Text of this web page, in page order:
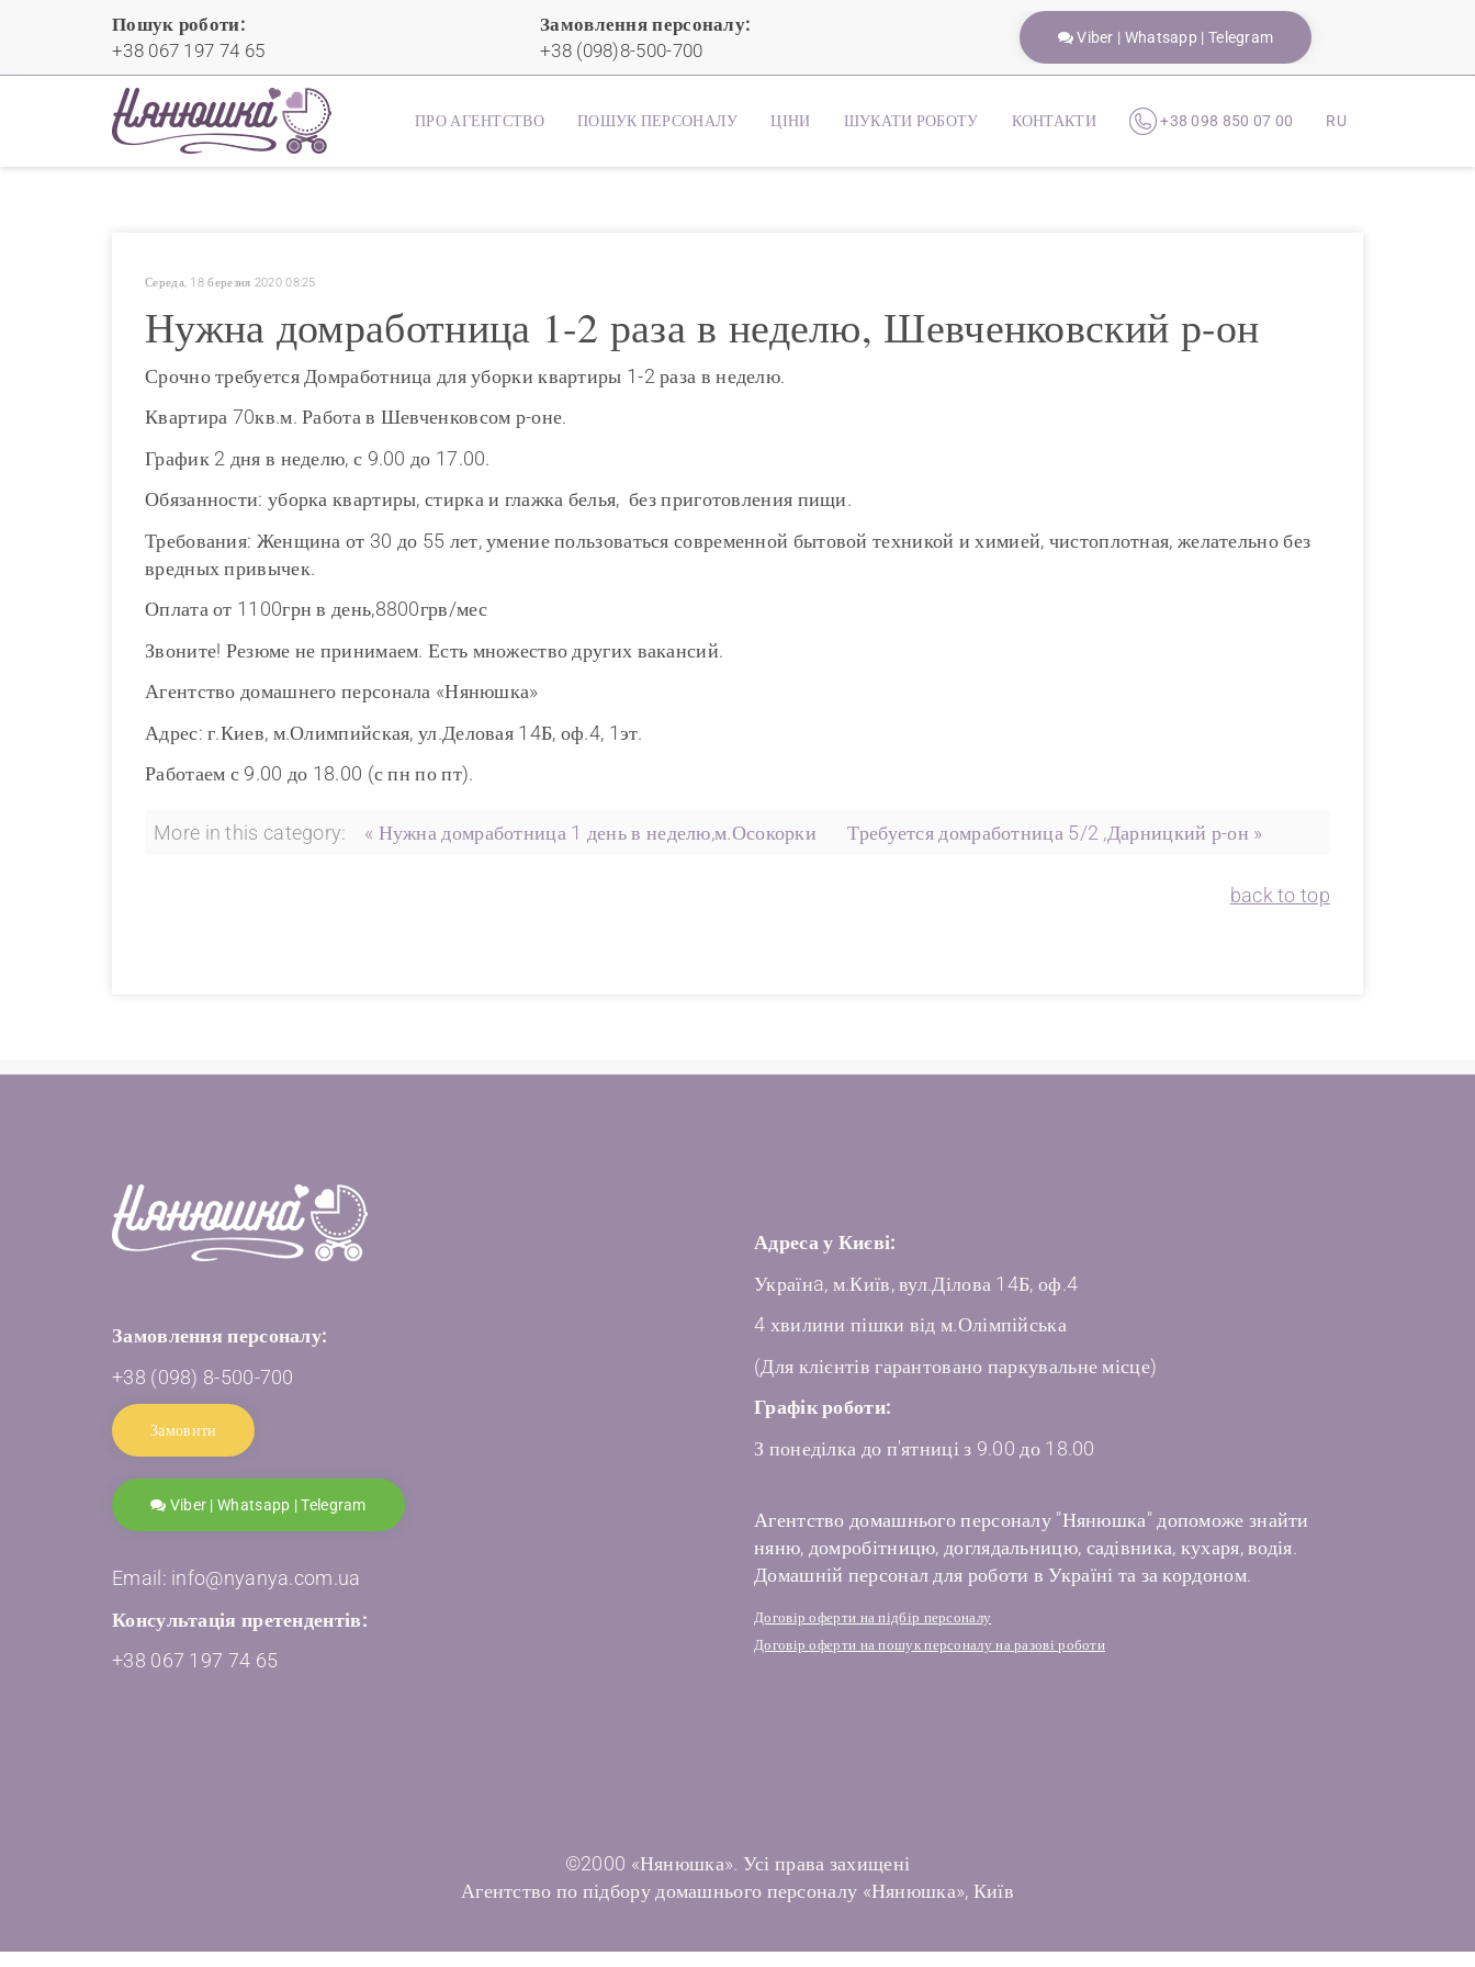
Пошук роботи:
+38 067 197 74 65
Замовлення персоналу:
+38 (098)8-500-700
Viber | Whatsapp | Telegram
ПРО АГЕНТСТВО ПОШУК ПЕРСОНАЛУ ЦІНИ ШУКАТИ РОБОТУ КОНТАКТИ +38 098 850 07 00 RU
Середа, 18 березня 2020 08:25
Нужна домработница 1-2 раза в неделю, Шевченковский р-он
Срочно требуется Домработница для уборки квартиры 1-2 раза в неделю.
Квартира 70кв.м. Работа в Шевченковсом р-оне.
График 2 дня в неделю, с 9.00 до 17.00.
Обязанности: уборка квартиры, стирка и глажка белья, без приготовления пищи.
Требования: Женщина от 30 до 55 лет, умение пользоваться современной бытовой техникой и химией, чистоплотная, желательно без
вредных привычек.
Оплата от 1100грн в день,8800грв/мес
Звоните! Резюме не принимаем. Есть множество других вакансий.
Агентство домашнего персонала «Нянюшка»
Адрес: г.Киев, м.Олимпийская, ул.Деловая 14Б, оф.4, 1эт.
Работаем с 9.00 до 18.00 (с пн по пт).
More in this category: « Нужна домработница 1 день в неделю,м.Осокорки Требуется домработница 5/2 ,Дарницкий р-он »
back to top
Замовлення персоналу:
+38 (098) 8-500-700
Замовити
Viber | Whatsapp | Telegram
Email: info@nyanya.com.ua
Консультація претендентів:
+38 067 197 74 65
Адреса у Києві:
Українa, м.Київ, вул.Ділова 14Б, оф.4
4 хвилини пішки від м.Олімпійська
(Для клієнтів гарантовано паркувальне місце)
Графік роботи:
З понеділка до п'ятниці з 9.00 до 18.00
Агентство домашнього персоналу "Нянюшка" допоможе знайти
няню, домробітницю, доглядальницю, садівника, кухаря, водія.
Домашній персонал для роботи в Україні та за кордоном.
Договір оферти на підбір персоналу
Договір оферти на пошук персоналу на разові роботи
©2000 «Нянюшка». Усі права захищені
Агентство по підбору домашнього персоналу «Нянюшка», Київ